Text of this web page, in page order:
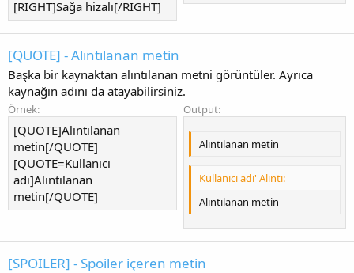
[RIGHT]Sağa hizalı[/RIGHT]
[QUOTE] - Alıntılanan metin
Başka bir kaynaktan alıntılanan metni görüntüler. Ayrıca
kaynağın adını da atayabilirsiniz.
Örnek:
[QUOTE]Alıntılanan
metin[/QUOTE]
[QUOTE=Kullanıcı
adı]Alıntılanan
metin[/QUOTE]
Output:
Alıntılanan metin
Kullanıcı adı' Alıntı:
Alıntılanan metin
[SPOILER] - Spoiler içeren metin